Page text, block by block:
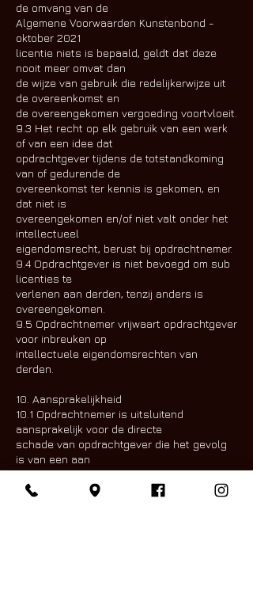
de omvang van de
Algemene Voorwaarden Kunstenbond -
oktober 2021
licentie niets is bepaald, geldt dat deze
nooit meer omvat dan
de wijze van gebruik die redelijkerwijze uit
de overeenkomst en
de overeengekomen vergoeding voortvloeit.
9.3 Het recht op elk gebruik van een werk
of van een idee dat
opdrachtgever tijdens de totstandkoming
van of gedurende de
overeenkomst ter kennis is gekomen, en
dat niet is
overeengekomen en/of niet valt onder het
intellectueel
eigendomsrecht, berust bij opdrachtnemer.
9.4 Opdrachtgever is niet bevoegd om sub
licenties te
verlenen aan derden, tenzij anders is
overeengekomen.
9.5 Opdrachtnemer vrijwaart opdrachtgever
voor inbreuken op
intellectuele eigendomsrechten van
derden.
10. Aansprakelijkheid
10.1 Opdrachtnemer is uitsluitend
aansprakelijk voor de directe
schade van opdrachtgever die het gevolg
is van een aan
opdrachtnemer toe te rekenen
tekortkoming.